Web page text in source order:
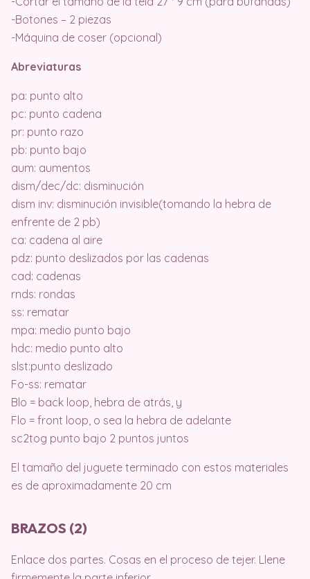
-Botones – 2 piezas
-Máquina de coser (opcional)
Abreviaturas
pa: punto alto
pc: punto cadena
pr: punto razo
pb: punto bajo
aum: aumentos
dism/dec/dc: disminución
dism inv: disminución invisible(tomando la hebra de
enfrente de 2 pb)
ca: cadena al aire
pdz: punto deslizados por las cadenas
cad: cadenas
rnds: rondas
ss: rematar
mpa: medio punto bajo
hdc: medio punto alto
slst:punto deslizado
Fo-ss: rematar
Blo = back loop, hebra de atrás, y
Flo = front loop, o sea la hebra de adelante
sc2tog punto bajo 2 puntos juntos
El tamaño del juguete terminado con estos materiales
es de aproximadamente 20 cm
BRAZOS (2)
Enlace dos partes. Cosas en el proceso de tejer. Llene